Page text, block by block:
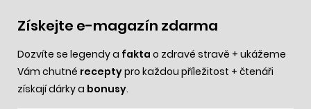
Získejte e-magazín zdarma
Dozvíte se legendy a fakta o zdravé stravě + ukážeme
Vám chutné receptypro každou příležitost + čtenáři
získají dárky a bonusy.